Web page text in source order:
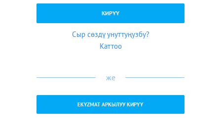
Сыр сөздү унуттуңузбу?
Каттоо
же
EKYZMAT АРКЫЛУУ КИРҮҮ